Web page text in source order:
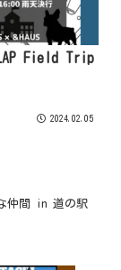
Field Trip
2024.02.05
仲間 in 道の駅